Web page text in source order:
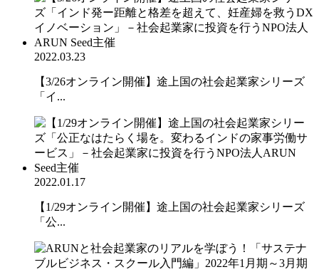
2022.03.23
【3/26オンライン開催】途上国の社会起業家シリーズ
「イ...
2022.01.17
【1/29オンライン開催】途上国の社会起業家シリーズ
「公...